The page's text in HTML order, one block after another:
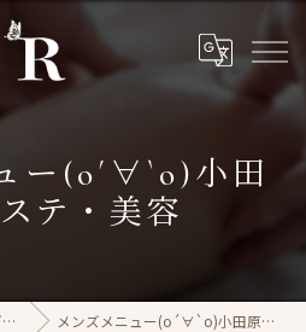
ー(о´∀`о)小田
テ・美容
メンズメニュー(о´∀`о)小田原・エステ・美容